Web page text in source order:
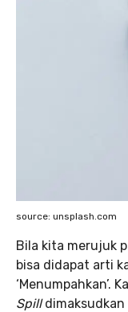
source: unsplash.com
Bila kita merujuk
bisa didapat arti
‘Menumpahkan’.
Spilldimaksudkan